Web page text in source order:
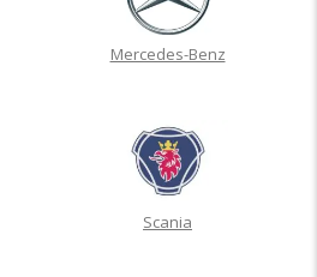
Mercedes-Benz
Scania